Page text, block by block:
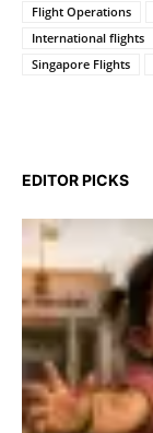
Flight Operations
International flights
Singapore Flights
EDITOR PICKS